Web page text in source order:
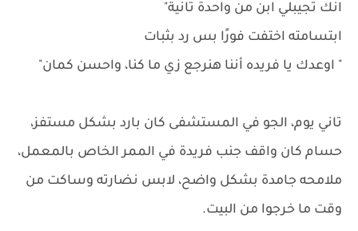
انك تجيبلي ابن من واحدة تانية"
ابتسامته اختفت فورًا بس رد بثبات
" اوعدك يا فريده أننا هنرجع زي ما كنا، واحسن كمان"
تاني يوم، الجو في المستشفى كان بارد بشكل مستفز،
حسام كان واقف جنب فريدة في الممر الخاص بالمعمل،
ملامحه جامدة بشكل واضح، لابس نضارته وساكت من
وقت ما خرجوا من البيت.